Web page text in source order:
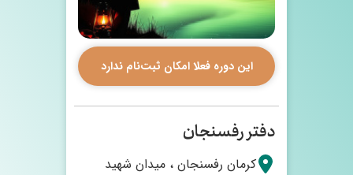
این دوره فعلا امکان ثبت‌نام ندارد
دفتر رفسنجان
کرمان رفسنجان ، میدان شهید